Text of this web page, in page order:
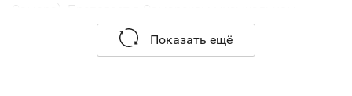
Самара). Преподает в Самарском музыкальном
училище с 1999 года. Педагогическую деятельность
совмещает с исполнительской, работая в составе
Показать ещё